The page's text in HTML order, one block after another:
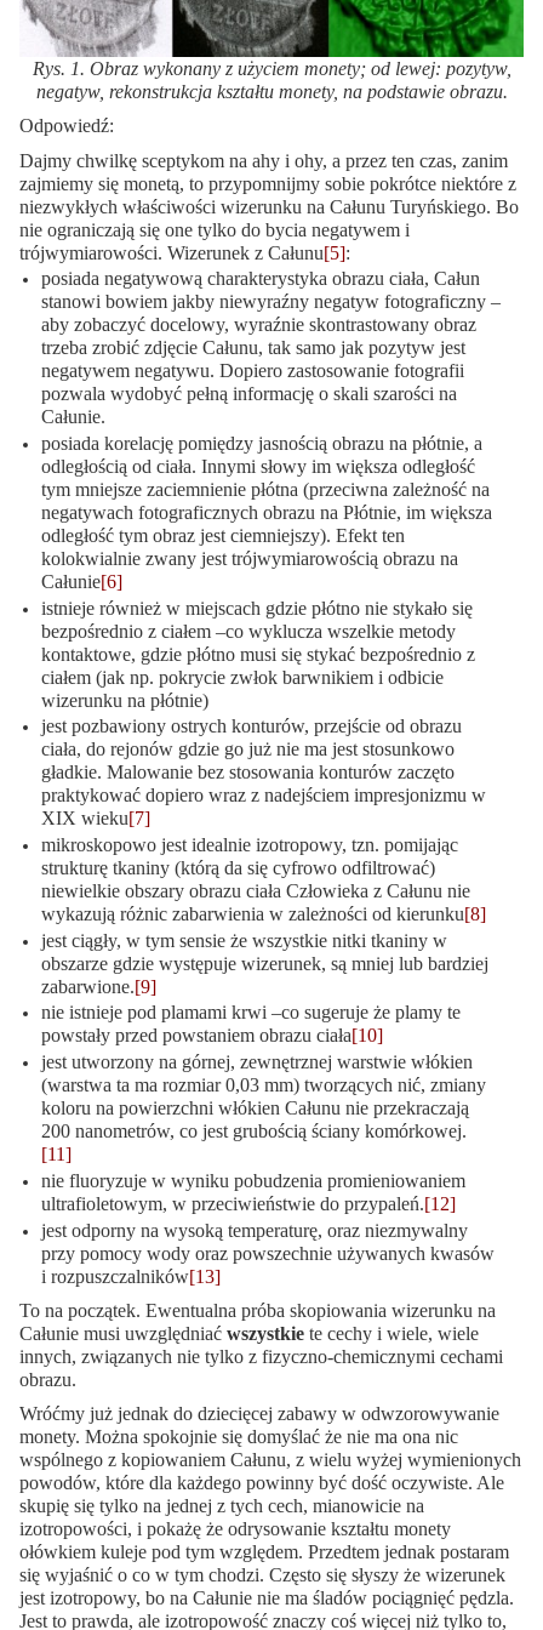
Rys. 1. Obraz wykonany z użyciem monety; od lewej: pozytyw,
negatyw, rekonstrukcja kształtu monety, na podstawie obrazu.
Odpowiedź:
Dajmy chwilkę sceptykom na ahy i ohy, a przez ten czas, zanim
zajmiemy się monetą, to przypomnijmy sobie pokrótce niektóre z
niezwykłych właściwości wizerunku na Całunu Turyńskiego. Bo
nie ograniczają się one tylko do bycia negatywem i
trójwymiarowości. Wizerunek z Całunu[5]:
posiada negatywową charakterystyka obrazu ciała, Całun
stanowi bowiem jakby niewyraźny negatyw fotograficzny –
aby zobaczyć docelowy, wyraźnie skontrastowany obraz
trzeba zrobić zdjęcie Całunu, tak samo jak pozytyw jest
negatywem negatywu. Dopiero zastosowanie fotografii
pozwala wydobyć pełną informację o skali szarości na
Całunie.
posiada korelację pomiędzy jasnością obrazu na płótnie, a
odległością od ciała. Innymi słowy im większa odległość
tym mniejsze zaciemnienie płótna (przeciwna zależność na
negatywach fotograficznych obrazu na Płótnie, im większa
odległość tym obraz jest ciemniejszy). Efekt ten
kolokwialnie zwany jest trójwymiarowością obrazu na
Całunie[6]
istnieje również w miejscach gdzie płótno nie stykało się
bezpośrednio z ciałem –co wyklucza wszelkie metody
kontaktowe, gdzie płótno musi się stykać bezpośrednio z
ciałem (jak np. pokrycie zwłok barwnikiem i odbicie
wizerunku na płótnie)
jest pozbawiony ostrych konturów, przejście od obrazu
ciała, do rejonów gdzie go już nie ma jest stosunkowo
gładkie. Malowanie bez stosowania konturów zaczęto
praktykować dopiero wraz z nadejściem impresjonizmu w
XIX wieku[7]
mikroskopowo jest idealnie izotropowy, tzn. pomijając
strukturę tkaniny (którą da się cyfrowo odfiltrować)
niewielkie obszary obrazu ciała Człowieka z Całunu nie
wykazują różnic zabarwienia w zależności od kierunku[8]
jest ciągły, w tym sensie że wszystkie nitki tkaniny w
obszarze gdzie występuje wizerunek, są mniej lub bardziej
zabarwione.[9]
nie istnieje pod plamami krwi –co sugeruje że plamy te
powstały przed powstaniem obrazu ciała[10]
jest utworzony na górnej, zewnętrznej warstwie włókien
(warstwa ta ma rozmiar0,03 mm)tworzących nić, zmiany
koloru na powierzchni włókien Całunu nie przekraczają
200 nanometrów, co jest grubością ściany komórkowej.
[11]
nie fluoryzuje w wyniku pobudzenia promieniowaniem
ultrafioletowym, w przeciwieństwie do przypaleń.[12]
jest odporny na wysoką temperaturę, oraz niezmywalny
przy pomocy wody oraz powszechnie używanych kwasów
i rozpuszczalników[13]
To na początek. Ewentualna próba skopiowania wizerunku na
Całunie musi uwzględniaćwszystkiete cechy i wiele, wiele
innych, związanych nie tylko z fizyczno-chemicznymi cechami
obrazu.
Wróćmy już jednak do dziecięcej zabawy w odwzorowywanie
monety. Można spokojnie się domyślać że nie ma ona nic
wspólnego z kopiowaniem Całunu, z wielu wyżej wymienionych
powodów, które dla każdego powinny być dość oczywiste. Ale
skupię się tylko na jednej z tych cech, mianowicie na
izotropowości, i pokażę że odrysowanie kształtu monety
ołówkiem kuleje pod tym względem. Przedtem jednak postaram
się wyjaśnić o co w tym chodzi. Często się słyszy że wizerunek
jest izotropowy, bo na Całunie nie ma śladów pociągnięć pędzla.
Jest to prawda, ale izotropowość znaczy coś więcej niż tylko to,